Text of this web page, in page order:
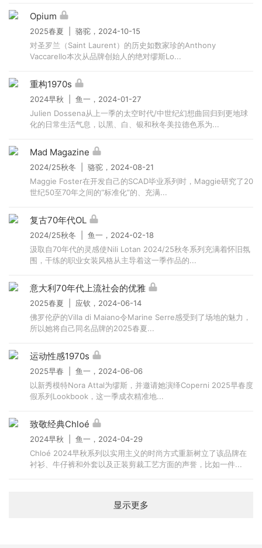
Opium
2025春夏 | 骆驼，2024-10-15
对圣罗兰（Saint Laurent）的历史如数家珍的Anthony
Vaccarello本次从品牌创始人的绝对缪斯Lo...
重构1970s
2024早秋 | 鱼一，2024-01-27
Julien Dossena从上一季的太空时代/中世纪幻想曲回归到更地球
化的日常生活气息，以黑、白、银和秋冬美拉德色系为...
Mad Magazine
2024/25秋冬 | 骆驼，2024-08-21
Maggie Foster在开发自己的SCAD毕业系列时，Maggie研究了20
世纪50至70年之间的“标准化”的、充满...
复古70年代OL
2024/25秋冬 | 鱼一，2024-02-18
汲取自70年代的灵感使Nili Lotan 2024/25秋冬系列充满着怀旧氛
围，干练的职业女装风格从主导着这一季作品的...
意大利70年代上流社会的优雅
2025春夏 | 应钦，2024-06-14
佛罗伦萨的Villa di Maiano令Marine Serre感受到了场地的魅力，
所以她将自己同名品牌的2025春夏...
运动性感1970s
2025早春 | 鱼一，2024-06-06
以新秀模特Nora Attal为缪斯，并邀请她演绎Coperni 2025早春度
假系列Lookbook，这一季成衣精准地...
致敬经典Chloé
2024早秋 | 鱼一，2024-04-29
Chloé 2024早秋系列以实用主义的时尚方式重新树立了该品牌在
衬衫、牛仔裤和外套以及正装剪裁工艺方面的声誉，比如一件...
显示更多